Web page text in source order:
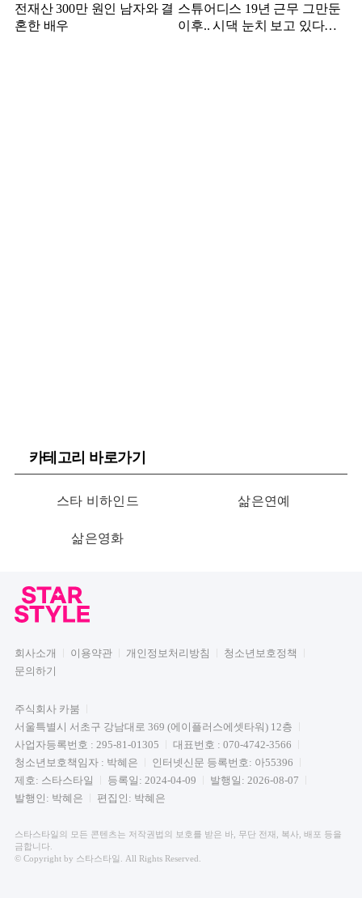
전재산 300만 원인 남자와 결
혼한 배우
스튜어디스 19년 근무 그만둔
이후.. 시댁 눈치 보고 있다는
카테고리 바로가기
스타 비하인드 삶은연예
삶은영화
회사소개 이용약관 개인정보처리방침
청소년보호정책
문의하기
주식회사 카붐
서울특별시 서초구 강남대로 369 (에이플러스에셋타워) 12층
사업자등록번호 : 295-81-01305
대표번호 : 070-4742-3566
청소년보호책임자 : 박혜은
인터넷신문 등록번호: 아55396
제호: 스타스타일
등록일: 2024-04-09
발행일: 2026-08-07
발행인: 박혜은
편집인: 박혜은
스타스타일의 모든 콘텐츠는 저작권법의 보호를 받은 바, 무단 전재, 복사, 배포 등을
금합니다.
© Copyright by 스타스타일. All Rights Reserved.